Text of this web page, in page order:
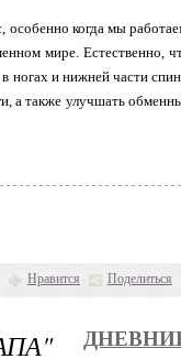
Нравится Поделиться
особенно когда мы
мире. Естественно,
ногах и нижней части
а также улучшать